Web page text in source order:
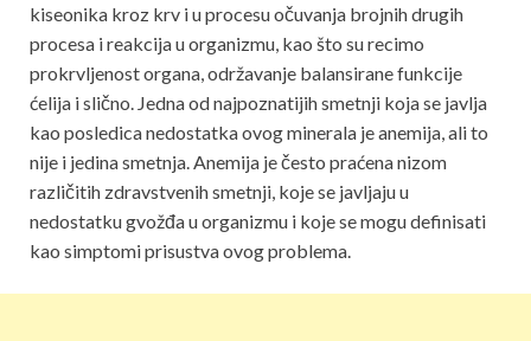
kiseonika kroz krv i u procesu očuvanja brojnih drugih
procesa i reakcija u organizmu, kao što su recimo
prokrvljenost organa, održavanje balansirane funkcije
ćelija i slično. Jedna od najpoznatijih smetnji koja se javlja
kao posledica nedostatka ovog minerala je anemija, ali to
nije i jedina smetnja. Anemija je često praćena nizom
različitih zdravstvenih smetnji, koje se javljaju u
nedostatku gvožđa u organizmu i koje se mogu definisati
kao simptomi prisustva ovog problema.